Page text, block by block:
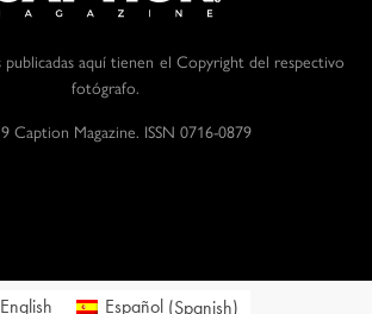
publicadas aquí tienen el Copyright del respectivo
fotógrafo.
Caption Magazine. ISSN 0716-0879
English Español (Spanish)